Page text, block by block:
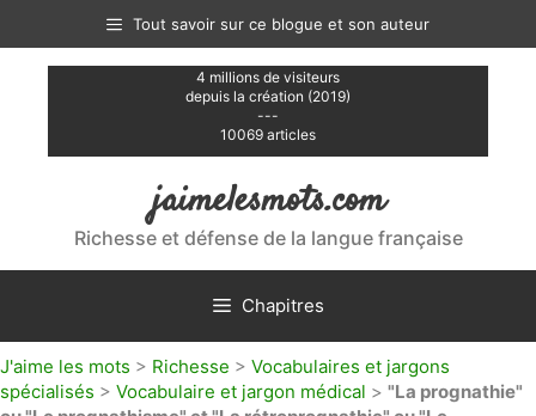
contenu
Tout savoir sur ce blogue et son auteur
4 millions de visiteurs
depuis la création (2019)
---
10069 articles
jaimelesmots.com
Richesse et défense de la langue française
Chapitres
J'aime les mots > Richesse > Vocabulaires et jargons
spécialisés > Vocabulaire et jargon médical > "La prognathie"